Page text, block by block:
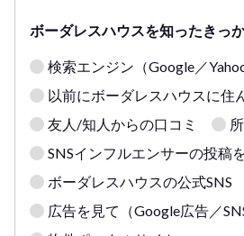
ボーダレスハウスを知ったきっ
検索エンジン（Google／
以前にボーダレスハウスに住
友人/知人からの口コミ
SNSインフルエンサーの投稿
ボーダレスハウスの公式SNS
広告を見て（Google広告／